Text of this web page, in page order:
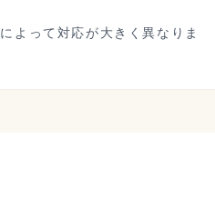
よって対応が大きく異なりま